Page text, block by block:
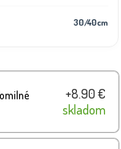
30/40cm
+8.90 €
skladom